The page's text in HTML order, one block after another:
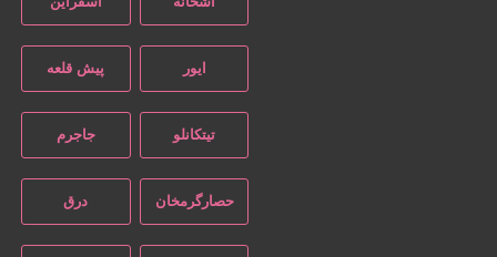
پیش قلعه
تیتکانلو جاجرم
حصارگرمخان